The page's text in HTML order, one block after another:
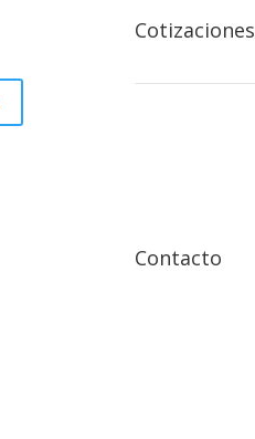
Cotizaciones
Contacto